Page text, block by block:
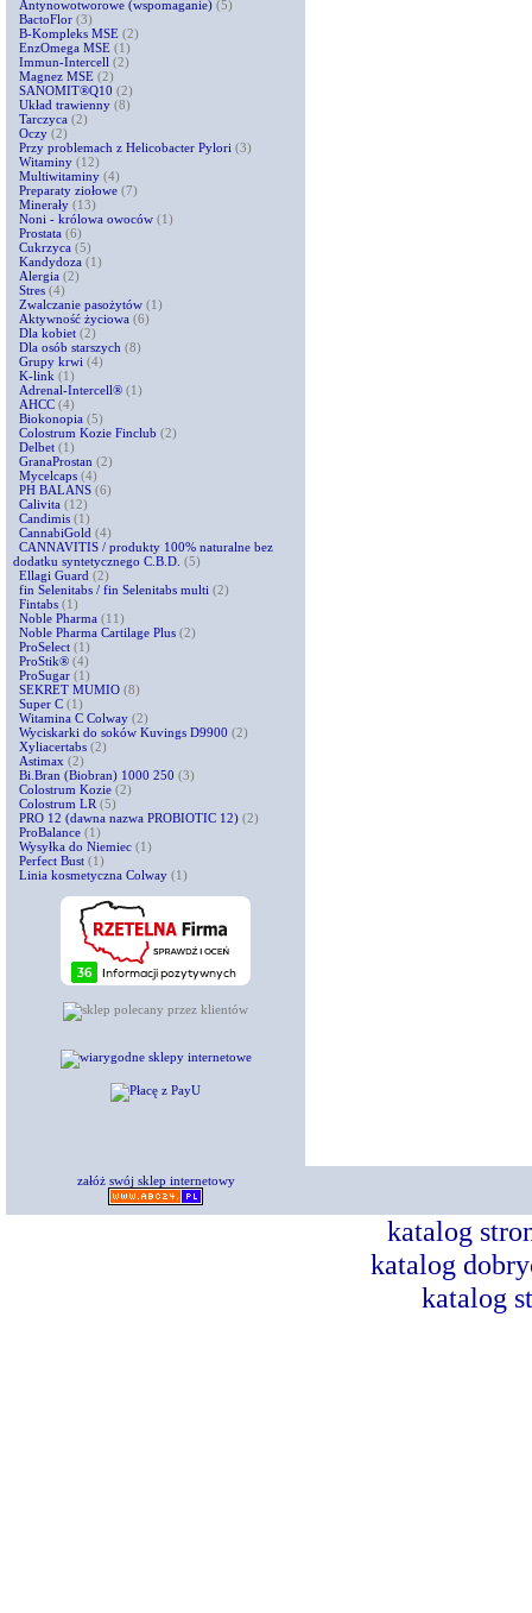
Antynowotworowe (wspomaganie) (5)
BactoFlor (3)
B-Kompleks MSE (2)
EnzOmega MSE (1)
Immun-Intercell (2)
Magnez MSE (2)
SANOMIT®Q10 (2)
Układ trawienny (8)
Tarczyca (2)
Oczy (2)
Przy problemach z Helicobacter Pylori (3)
Witaminy (12)
Multiwitaminy (4)
Preparaty ziołowe (7)
Minerały (13)
Noni - królowa owoców (1)
Prostata (6)
Cukrzyca (5)
Kandydoza (1)
Alergia (2)
Stres (4)
Zwalczanie pasożytów (1)
Aktywność życiowa (6)
Dla kobiet (2)
Dla osób starszych (8)
Grupy krwi (4)
K-link (1)
Adrenal-Intercell® (1)
AHCC (4)
Biokonopia (5)
Colostrum Kozie Finclub (2)
Delbet (1)
GranaProstan (2)
Mycelcaps (4)
PH BALANS (6)
Calivita (12)
Candimis (1)
CannabiGold (4)
CANNAVITIS / produkty 100% naturalne bez
dodatku syntetycznego C.B.D. (5)
Ellagi Guard (2)
fin Selenitabs / fin Selenitabs multi (2)
Fintabs (1)
Noble Pharma (11)
Noble Pharma Cartilage Plus (2)
ProSelect (1)
ProStik® (4)
ProSugar (1)
SEKRET MUMIO (8)
Super C (1)
Witamina C Colway (2)
Wyciskarki do soków Kuvings D9900 (2)
Xyliacertabs (2)
Astimax (2)
Bi.Bran (Biobran) 1000 250 (3)
Colostrum Kozie (2)
Colostrum LR (5)
PRO 12 (dawna nazwa PROBIOTIC 12) (2)
ProBalance (1)
Wysyłka do Niemiec (1)
Perfect Bust (1)
Linia kosmetyczna Colway (1)
załóż swój sklep internetowy
katalog
katalog
katalog